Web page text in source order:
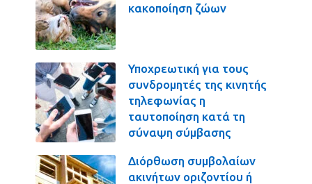
κακοποίηση ζώων
Υποχρεωτική για τους
συνδρομητές της κινητής
τηλεφωνίας η
ταυτοποίηση κατά τη
σύναψη σύμβασης
Διόρθωση συμβολαίων
ακινήτων οριζοντίου ή